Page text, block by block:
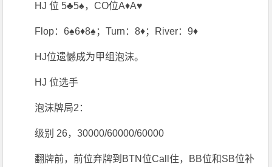
HJ 位 5♣️5♠️，CO位A♦️A♥️
Flop：6♠️6♦️8♠️；Turn：8♦️；River：9♦️
HJ位遗憾成为甲组泡沫。
HJ 位选手
泡沫牌局2：
级别 26，30000/60000/60000
翻牌前，前位弃牌到BTN位Call住，BB位和SB位补